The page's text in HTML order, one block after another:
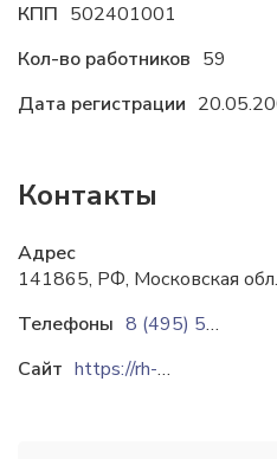
КПП 502401001
Кол-во работников 59
Дата регистрации
Контакты
Адрес
141865, РФ, Московская
Телефоны
8 (495) 5-777-001
Сайт
https://rh-holding.ru